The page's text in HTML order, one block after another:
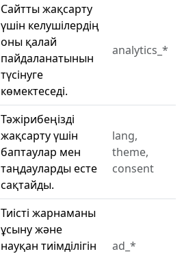
Сайтты жақсарту
үшін келушілердің
оны қалай
пайдаланатынын
түсінуге
көмектеседі.
analytics_*
Тәжірибеңізді
жақсарту үшін
баптаулар мен
таңдауларды есте
сақтайды.
lang,
theme,
consent
Тиісті жарнаманы
ұсыну және
науқан тиімділігін
ad_*